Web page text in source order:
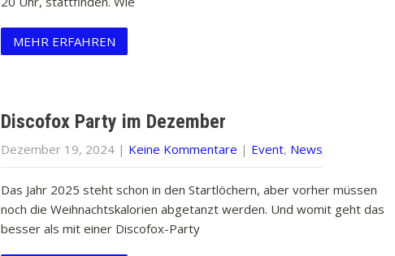
MEHR ERFAHREN
Discofox Party im Dezember
Dezember 19, 2024| Keine Kommentare | Event, News
Das Jahr 2025 steht schon in den Startlöchern, aber vorher müssen
noch die Weihnachtskalorien abgetanzt werden. Und womit geht das
besser als mit einer Discofox-Party